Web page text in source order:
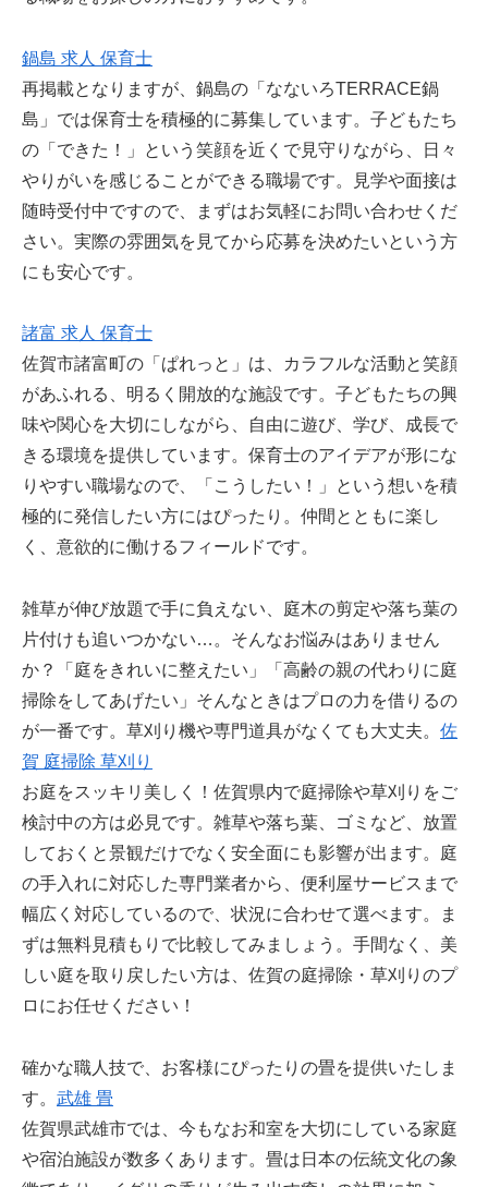
鍋島 求人 保育士
再掲載となりますが、鍋島の「なないろTERRACE鍋
島」では保育士を積極的に募集しています。子どもたち
の「できた！」という笑顔を近くで見守りながら、日々
やりがいを感じることができる職場です。見学や面接は
随時受付中ですので、まずはお気軽にお問い合わせくだ
さい。実際の雰囲気を見てから応募を決めたいという方
にも安心です。
諸富 求人 保育士
佐賀市諸富町の「ぱれっと」は、カラフルな活動と笑顔
があふれる、明るく開放的な施設です。子どもたちの興
味や関心を大切にしながら、自由に遊び、学び、成長で
きる環境を提供しています。保育士のアイデアが形にな
りやすい職場なので、「こうしたい！」という想いを積
極的に発信したい方にはぴったり。仲間とともに楽し
く、意欲的に働けるフィールドです。
雑草が伸び放題で手に負えない、庭木の剪定や落ち葉の
片付けも追いつかない…。そんなお悩みはありません
か？「庭をきれいに整えたい」「高齢の親の代わりに庭
掃除をしてあげたい」そんなときはプロの力を借りるの
が一番です。草刈り機や専門道具がなくても大丈夫。 佐
賀 庭掃除 草刈り
お庭をスッキリ美しく！佐賀県内で庭掃除や草刈りをご
検討中の方は必見です。雑草や落ち葉、ゴミなど、放置
しておくと景観だけでなく安全面にも影響が出ます。庭
の手入れに対応した専門業者から、便利屋サービスまで
幅広く対応しているので、状況に合わせて選べます。ま
ずは無料見積もりで比較してみましょう。手間なく、美
しい庭を取り戻したい方は、佐賀の庭掃除・草刈りのプ
ロにお任せください！
確かな職人技で、お客様にぴったりの畳を提供いたしま
す。 武雄 畳
佐賀県武雄市では、今もなお和室を大切にしている家庭
や宿泊施設が数多くあります。畳は日本の伝統文化の象